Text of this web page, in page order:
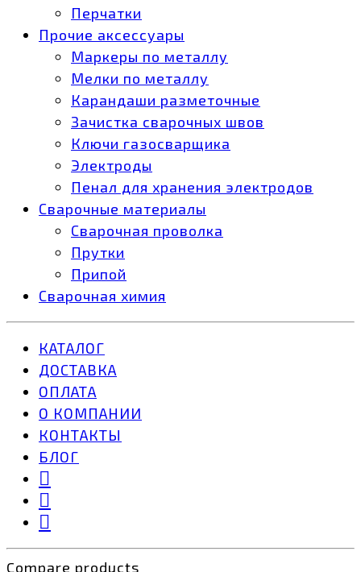
Перчатки
Прочие аксессуары
Маркеры по металлу
Мелки по металлу
Карандаши разметочные
Зачистка сварочных швов
Ключи газосварщика
Электроды
Пенал для хранения электродов
Сварочные материалы
Сварочная проволка
Прутки
Припой
Сварочная химия
КАТАЛОГ
ДОСТАВКА
ОПЛАТА
О КОМПАНИИ
КОНТАКТЫ
БЛОГ
Compare products